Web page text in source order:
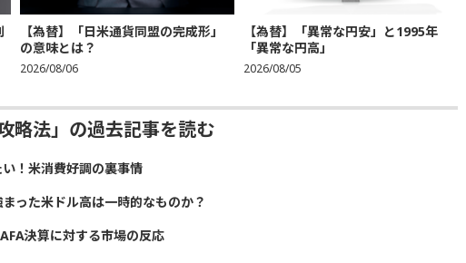
【為替】「日米通貨同盟の完成形」
の意味とは？
2026/08/06
【為替】「異常な円安」と1995年
「異常な円高」
2026/08/05
略法」の過去記事を読む
い！米消費好調の裏事情
まった米ドル高は一時的なものか？
決算に対する市場の反応